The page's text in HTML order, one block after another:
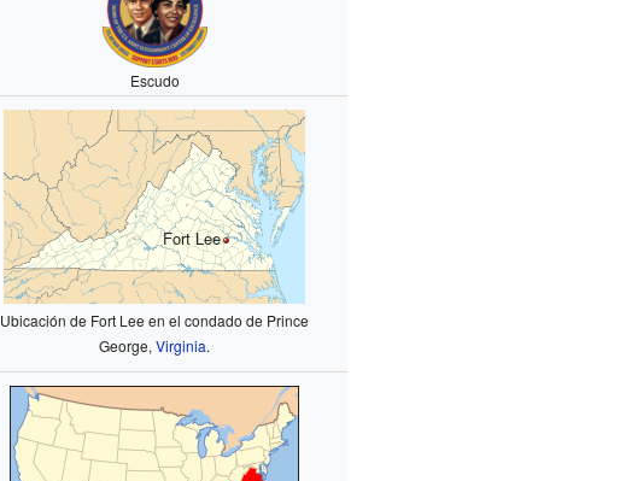
Escudo
Fort Lee
Ubicación de Fort Lee en el condado de Prince
George,Virginia.